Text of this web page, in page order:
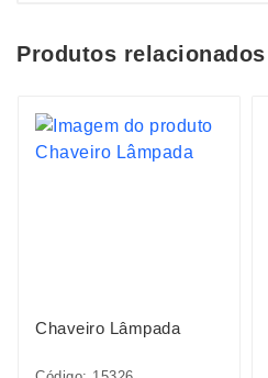
Produtos relacionados
Chaveiro Lâmpada